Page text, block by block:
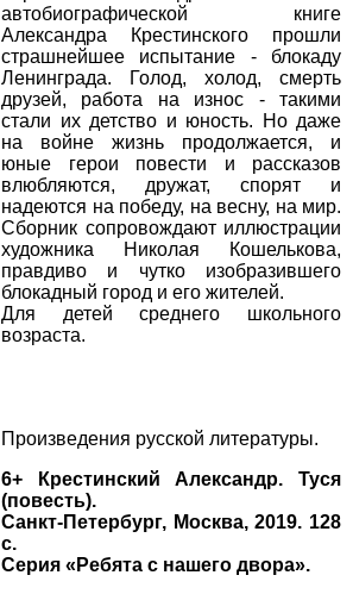
автобиографической книге
Александра Крестинского прошли
страшнейшее испытание - блокаду
Ленинграда. Голод, холод, смерть
друзей, работа на износ - такими
стали их детство и юность. Но даже
на войне жизнь продолжается, и
юные герои повести и рассказов
влюбляются, дружат, спорят и
надеются на победу, на весну, на мир.
Сборник сопровождают иллюстрации
художника Николая Кошелькова,
правдиво и чутко изобразившего
блокадный город и его жителей.
Для детей среднего школьного
возраста.
Произведения русской литературы.
6+ Крестинский Александр. Туся
(повесть).
Санкт-Петербург, Москва, 2019. 128
с.
Серия «Ребята с нашего двора».